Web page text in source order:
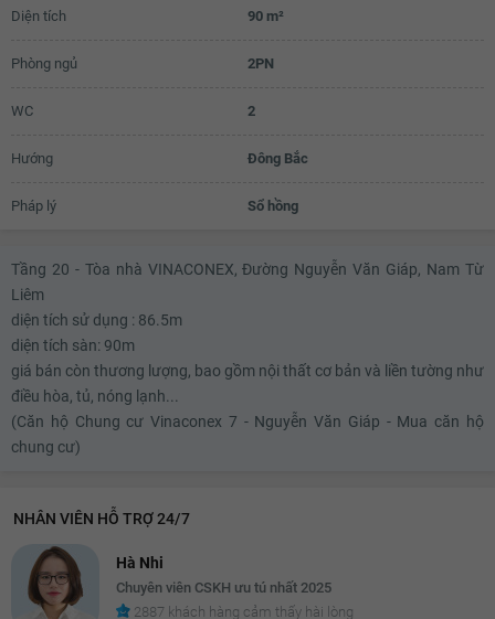
Diện tích 90 m²
Phòng ngủ 2PN
WC 2
Hướng Đông Bắc
Pháp lý Sổ hồng
Tầng 20 - Tòa nhà VINACONEX, Đường Nguyễn Văn Giáp, Nam Từ
Liêm
diện tích sử dụng : 86.5m
diện tích sàn: 90m
giá bán còn thương lượng, bao gồm nội thất cơ bản và liền tường như
điều hòa, tủ, nóng lạnh...
(Căn hộ Chung cư Vinaconex 7 - Nguyễn Văn Giáp - Mua căn hộ
chung cư)
NHÂN VIÊN HỖ TRỢ 24/7
Hà Nhi
Chuyên viên CSKH ưu tú nhất 2025
2887 khách hàng cảm thấy hài lòng